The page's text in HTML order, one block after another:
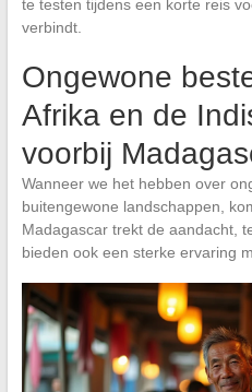
te testen tijdens een korte reis
verbindt.
Ongewone
Afrika en de
voorbij
Wanneer we het hebben over
buitengewone landschappen,
Madagascar trekt de aandacht,
bieden ook een sterke ervaring